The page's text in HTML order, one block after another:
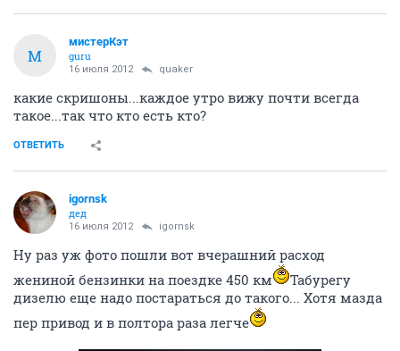
М
мистерКэт
guru
16 июля 2012 quaker
какие скришоны...каждое утро вижу почти всегда
такое...так что кто есть кто?
ОТВЕТИТЬ
igornsk
дед
16 июля 2012 igornsk
Ну раз уж фото пошли вот вчерашний расход
жениной бензинки на поездке 450 км
Табурегу
дизелю еще надо постараться до такого... Хотя мазда
пер привод и в полтора раза легче